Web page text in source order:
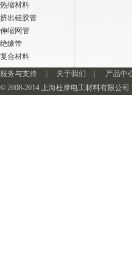
热缩材料
挤出硅胶管
伸缩网管
绝缘带
复合材料
服务与支持 关于我们 产品中
© 2008-2014 上海杜摩电工材料有限公司